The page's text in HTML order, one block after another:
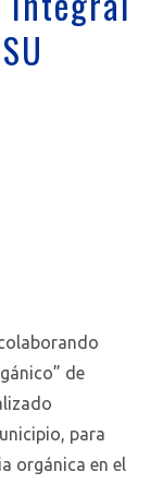
de
para
orgánica en el